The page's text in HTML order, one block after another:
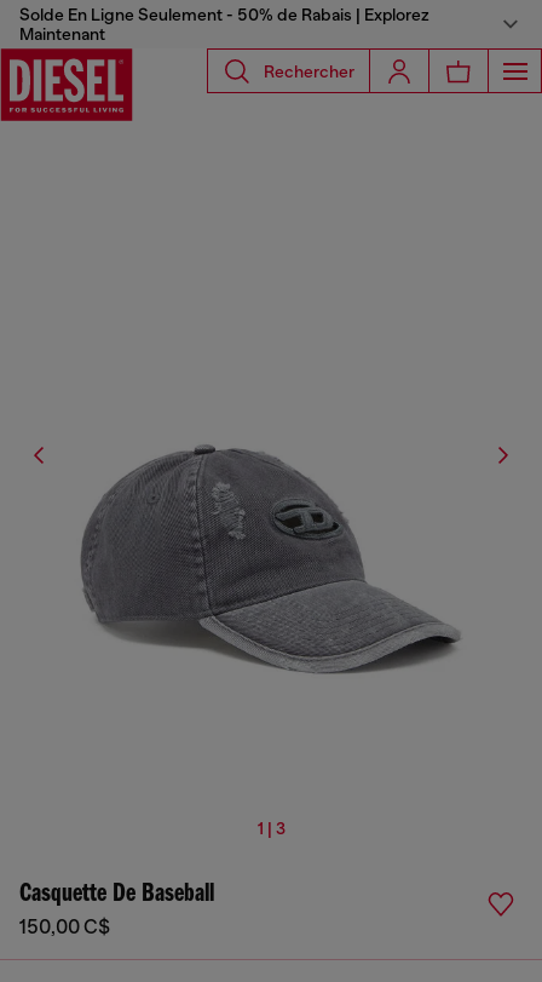
Solde En Ligne Seulement - 50% de Rabais | Explorez
Maintenant
Rechercher
1 | 3
Casquette De Baseball
150,00 C$